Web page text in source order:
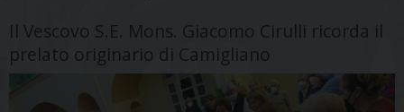
Il Vescovo S.E. Mons. Giacomo Cirulli ricorda il
prelato originario di Camigliano